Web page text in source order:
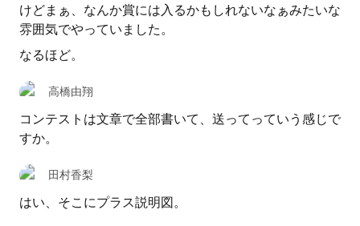
けどまぁ、なんか賞には入るかもしれないなぁみたいな
雰囲気でやっていました。
なるほど。
高橋由翔
コンテストは文章で全部書いて、送ってっていう感じで
すか。
田村香梨
はい、そこにプラス説明図。